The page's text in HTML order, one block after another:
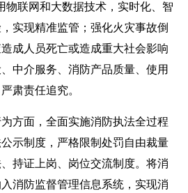
物联网和大数据技术，实时化、智
实现精准监管；强化火灾事故倒
成人员死亡或造成重大社会影响
中介服务、消防产品质量、使用
肃责任追究。
方面，全面实施消防执法全过程
示制度，严格限制处罚自由裁量
持证上岗、岗位交流制度。将消
消防监督管理信息系统，实现消